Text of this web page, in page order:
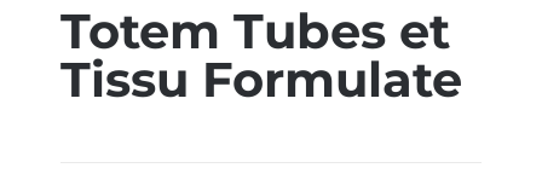
Totem Tubes et
Tissu Formulate